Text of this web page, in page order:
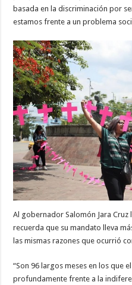
basada en la discriminación por
estamos frente a un problema
Al gobernador Salomón Jara
recuerda que su mandato lleva
las mismas razones que ocurrió
“Son 96 largos meses en los que
profundamente frente a la